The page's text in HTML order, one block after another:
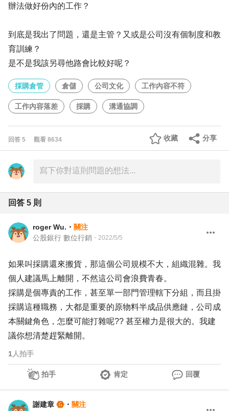
辦法做好份內的工作？
到底是我出了問題，還是主管？又或是公司沒有個制度和教
育訓練？
是不是我該另尋他路會比較好呢？
採購倉管 倉儲 公司文化 工作內容不符
工作內容落差 採購 溝通協調
回答 5 觀看 8634 分享
收藏
回答 5 則
roger Wu. ・ 關注
公股銀行 數位行銷 ・ 2022/5/5
如果叫採購還來搬貨，那這個公司規模不大，組織混雜。我
個人建議馬上離開，不然這公司會浪費青春。
採購是個專責的工作，甚至單一部門管理轄下分組，而且掛
採購這種職務，大都是重要的原物料半成品供應鏈，公司成
本關鍵角色，怎麼可能打雜呢?? 甚至權力是很大的。我建
議你想清楚趕緊離開。
1 人拍手
拍手 肯定 回覆
謝建章 ・ 關注